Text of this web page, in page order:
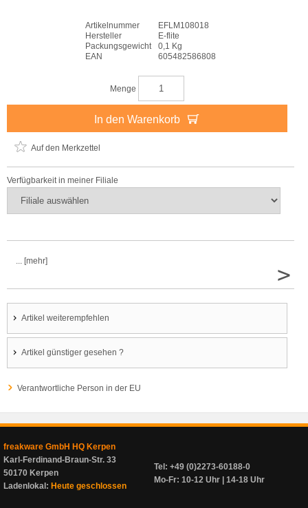
Artikelnummer
EFLM108018
Hersteller
E-flite
Packungsgewicht
0,1 Kg
EAN
605482586808
Menge
In den Warenkorb
Auf den Merkzettel
Verfügbarkeit in meiner Filiale
... [mehr]
>
Artikel weiterempfehlen
Artikel günstiger gesehen ?
Verantwortliche Person in der EU
freakware GmbH HQ Kerpen
Karl-Ferdinand-Braun-Str. 33
50170 Kerpen
Ladenlokal: Heute geschlossen
Tel: +49 (0)2273-60188-0
Mo-Fr: 10-12 Uhr | 14-18 Uhr